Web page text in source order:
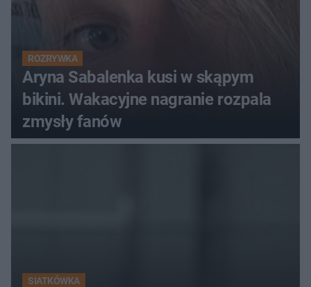
ROZRYWKA
Aryna Sabalenka kusi w skąpym
bikini. Wakacyjne nagranie rozpala
zmysły fanów
SIATKÓWKA